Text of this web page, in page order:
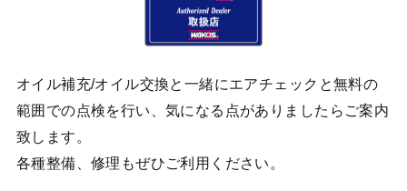
オイル補充/オイル交換と一緒にエアチェックと無料の
範囲での点検を行い、気になる点がありましたらご案内
致します。
各種整備、修理もぜひご利用ください。